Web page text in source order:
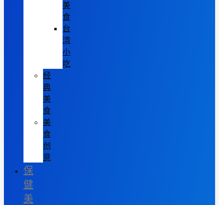
美
食
台
湾
小
吃
经
典
美
食
美
食
创
意
保
健
美